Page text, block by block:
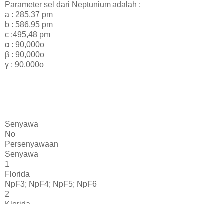
Parameter sel dari Neptunium adalah :
a : 285,37 pm
b : 586,95 pm
c :495,48 pm
α : 90,000o
β : 90,000o
γ : 90,000o
Senyawa
No
Persenyawaan
Senyawa
1
Florida
NpF3; NpF4; NpF5; NpF6
2